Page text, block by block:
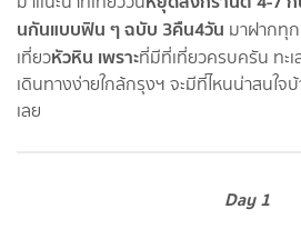
นกันแบบฟิน ๆ ฉบับ 3คืน4วัน มาฝากทุ
เที่ยวหัวหิน เพราะที่มีที่เที่ยวครบครัน ทะ
เดินทางง่ายใกล้กรุงฯ จะมีที่ไหนน่าสนใ
เลย
Day 1